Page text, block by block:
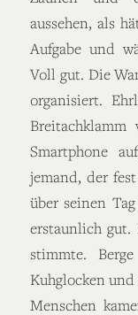
aussehen, als
Aufgabe und
Voll gut. Die
organisiert.
Breitachklamm
Smartphone
jemand, der
über seinen
erstaunlich gut.
stimmte.
Kuhglocken und
Menschen